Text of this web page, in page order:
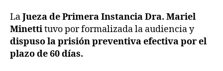
LaJueza de Primera Instancia Dra. Mariel
Minettituvo por formalizada la audiencia y
dispuso la prisión preventiva efectiva por el
plazo de 60 días.